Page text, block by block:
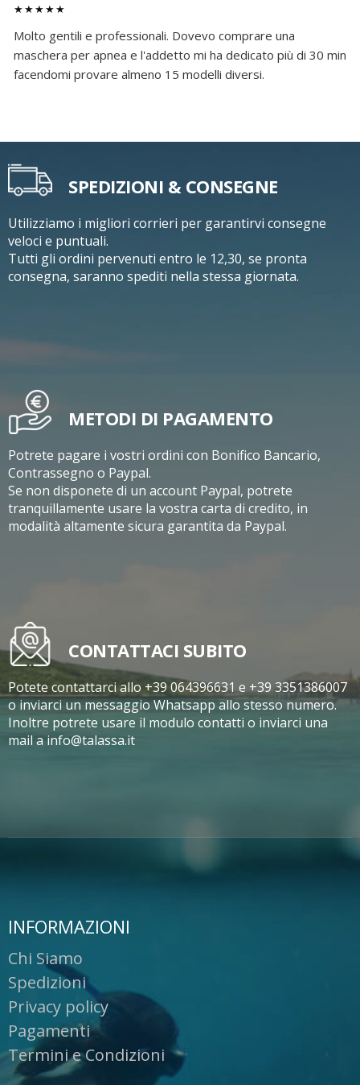
★★★★★
Molto gentili e professionali. Dovevo comprare una
maschera per apnea e l'addetto mi ha dedicato più di 30 min
facendomi provare almeno 15 modelli diversi.
SPEDIZIONI & CONSEGNE
Utilizziamo i migliori corrieri per garantirvi consegne
veloci e puntuali.
Tutti gli ordini pervenuti entro le 12,30, se pronta
consegna, saranno spediti nella stessa giornata.
METODI DI PAGAMENTO
Potrete pagare i vostri ordini con Bonifico Bancario,
Contrassegno o Paypal.
Se non disponete di un account Paypal, potrete
tranquillamente usare la vostra carta di credito, in
modalità altamente sicura garantita da Paypal.
CONTATTACI SUBITO
Potete contattarci allo +39 064396631 e +39 3351386007
o inviarci un messaggio Whatsapp allo stesso numero.
Inoltre potrete usare il modulo contatti o inviarci una
mail a info@talassa.it
INFORMAZIONI
Chi Siamo
Spedizioni
Privacy policy
Pagamenti
Termini e Condizioni